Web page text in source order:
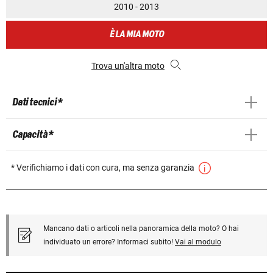
2010 - 2013
È LA MIA MOTO
Trova un'altra moto
Dati tecnici *
Capacità *
* Verifichiamo i dati con cura, ma senza garanzia
Mancano dati o articoli nella panoramica della moto? O hai
individuato un errore? Informaci subito! Vai al modulo